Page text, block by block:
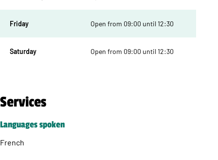
Friday Open from 09:00 until 12:30
Saturday Open from 09:00 until 12:30
Services
Languages spoken
French